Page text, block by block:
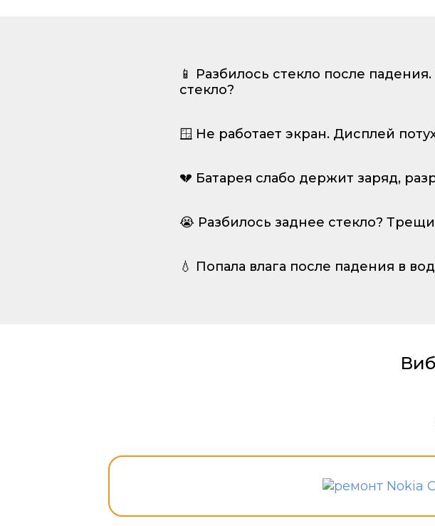
📱 Разбилось стекло после
стекло?
🪟 Не работает экран. Дисплей
💔 Батарея слабо держит заряд,
😭 Разбилось заднее стекло?
💧 Попала влага после падения в